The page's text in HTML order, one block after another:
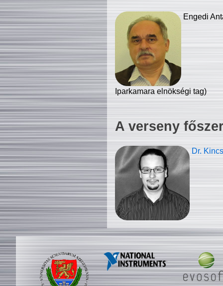
Engedi
Iparkamara elnökségi tag)
A verseny
Dr.